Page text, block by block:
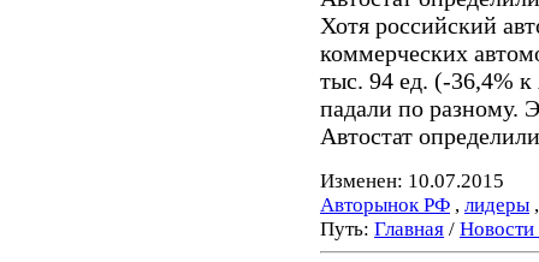
Хотя российский
коммерческих
тыс. 94 ед. (-36,4%
падали по разному.
Автостат
Изменен: 10.07.2015
Авторынок РФ , лидеры
Путь: Главная /